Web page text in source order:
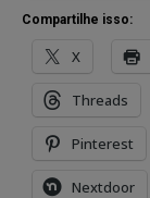
Compartilhe isso:
X
Threads
Pinterest
Nextdoor